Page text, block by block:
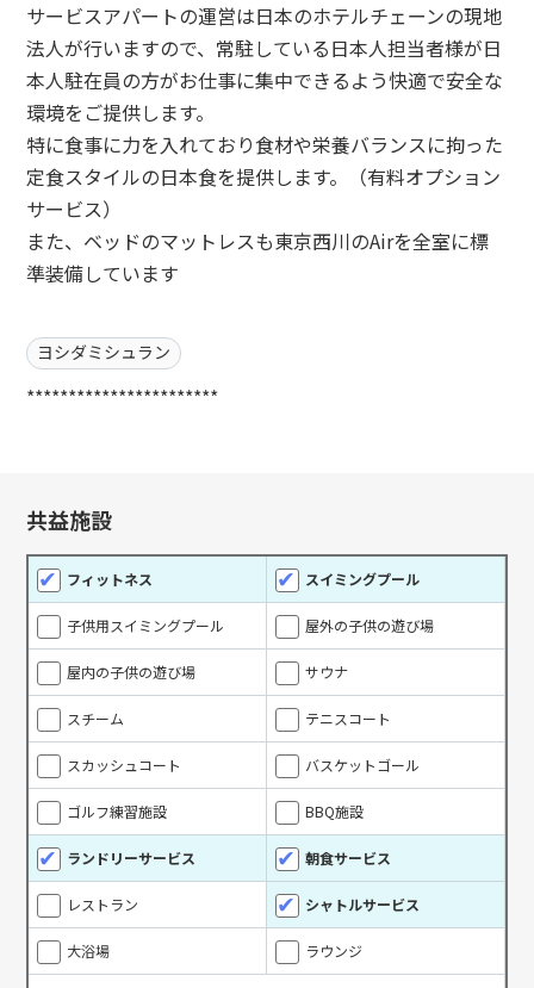
サービスアパートの運営は日本のホテルチェーンの現地
法人が行いますので、常駐している日本人担当者様が日
本人駐在員の方がお仕事に集中できるよう快適で安全な
環境をご提供します。
特に食事に力を入れており食材や栄養バランスに拘った
定食スタイルの日本食を提供します。（有料オプション
サービス）
また、ベッドのマットレスも東京西川のAirを全室に標
準装備しています
ヨシダミシュラン
***********************
共益施設
フィットネス スイミングプール
子供用スイミングプール 屋外の子供の遊び場
屋内の子供の遊び場 サウナ
スチーム テニスコート
スカッシュコート バスケットゴール
ゴルフ練習施設 BBQ施設
ランドリーサービス 朝食サービス
レストラン シャトルサービス
大浴場 ラウンジ